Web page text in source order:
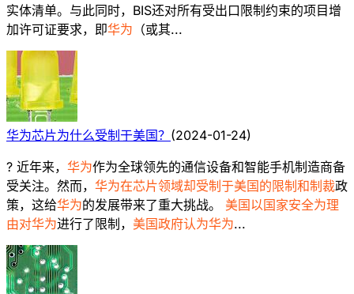
实体清单。与此同时，BIS还对所有受出口限制约束的项目增
加许可证要求，即华为 （或其...
华为芯片为什么受制于美国？ (2024-01-24)
? 近年来， 华为作为全球领先的通信设备和智能手机制造商备
受关注。然而， 华为在芯片领域却受制于美国的限制和制裁政
策，这给华为的发展带来了重大挑战。 美国以国家安全为理
由对华为进行了限制， 美国政府认为华为...